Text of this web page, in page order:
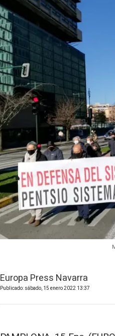
Europa Press Navarra
Publicado: sábado, 15 enero 2022 13:37